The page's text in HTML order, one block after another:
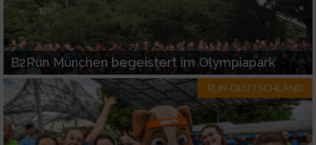
B2Run München begeistert im Olympiapark
RUN-DEUTSCHLAND